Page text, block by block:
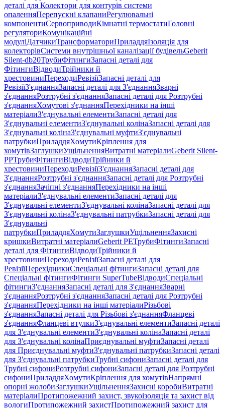
деталі для Колектори для контурів системи
опаленняПерепускні клапаниРегулювальні
компонентиСервоприводиКімнатні термостатиГоловні
регуляториКомунікаційні
модуліДатчикиТрансформаториПриладдяІзоляція для
колекторівСистеми внутрішньої каналізації будівельGeberit
Silent-db20ТрубиФітингиЗапасні деталі для
ФітингиВідводиТрійники й
хрестовиниПереходиРевізіїЗапасні деталі для
РевізіїЗ'єднанняЗапасні деталі для З'єднанняЗварні
з'єднанняРозтрубні з'єднанняЗапасні деталі для Розтрубні
з'єднанняХомутові з'єднанняПерехідники на інші
матеріалиЗ'єднувальні елементиЗапасні деталі для
З'єднувальні елементиЗ'єднувальні колінаЗапасні деталі для
З'єднувальні колінаЗ'єднувальні муфтиЗ'єднувальні
патрубкиПриладдяХомутиКріплення для
хомутівЗаглушкиУщільненняВитратні матеріалиGeberit Silent-
PPТрубиФітингиВідводиТрійники й
хрестовиниПереходиРевізіїЗ'єднанняЗапасні деталі для
З'єднанняРозтрубні з'єднанняЗапасні деталі для Розтрубні
з'єднанняЗачіпні з'єднанняПерехідники на інші
матеріалиЗ'єднувальні елементиЗапасні деталі для
З'єднувальні елементиЗ'єднувальні колінаЗапасні деталі для
З'єднувальні колінаЗ'єднувальні патрубкиЗапасні деталі для
З'єднувальні
патрубкиПриладдяХомутиЗаглушкиУщільненняЗахисні
кришкиВитратні матеріалиGeberit PEТрубиФітингиЗапасні
деталі для ФітингиВідводиТрійники й
хрестовиниПереходиРевізіїЗапасні деталі для
РевізіїПерехідникиСпеціальні фітингиЗапасні деталі для
Спеціальні фітингиФітинги SuperTubeВідводиСпеціальні
фітингиЗ'єднанняЗапасні деталі для З'єднанняЗварні
з'єднанняРозтрубні з'єднанняЗапасні деталі для Розтрубні
з'єднанняПерехідники на інші матеріалиРізьбові
з'єднанняЗапасні деталі для Різьбові з'єднанняФланцеві
з'єднанняФланцеві втулкиЗ'єднувальні елементиЗапасні деталі
для З'єднувальні елементиЗ'єднувальні колінаЗапасні деталі
для З'єднувальні колінаПриєднувальні муфтиЗапасні деталі
для Приєднувальні муфтиЗ'єднувальні патрубкиЗапасні деталі
для З'єднувальні патрубкиТрубні сифониЗапасні деталі для
Трубні сифониРозтрубні сифониЗапасні деталі для Розтрубні
сифониПриладдяХомутиКріплення для хомутівНапрямні
опорні жолобиЗаглушкиУщільненняЗахисні коробиВитратні
матеріалиПротипожежний захист, звукоізоляція та захист від
вологиПротипожежний захистПротипожежний захист для